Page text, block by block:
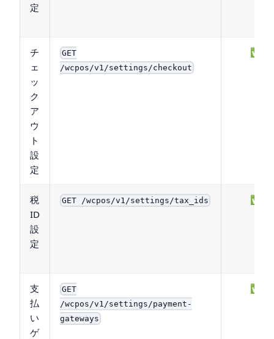
定
チ
ェ
ッ
ク
ア
ウ
ト
設
定
GET
/wcpos/v1/settings/checkout
✅
税
ID
設
定
GET /wcpos/v1/settings/tax_ids ✅
支
払
い
ゲ
GET
/wcpos/v1/settings/payment-
gateways
✅